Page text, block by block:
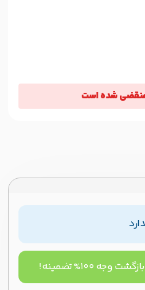
شده است
۱۰۰% تضمینه!